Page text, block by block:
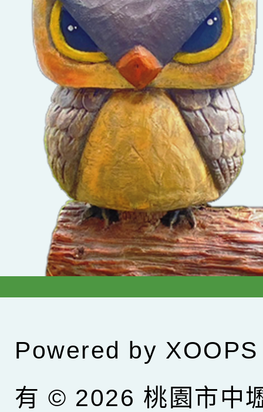
Powered by XOOPS
有 © 2026 桃園市中